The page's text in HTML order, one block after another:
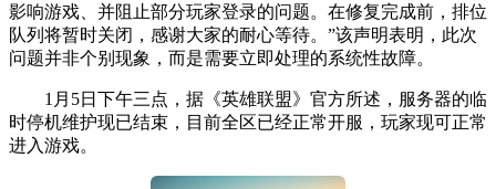
影响游戏、并阻止部分玩家登录的问题。在修复完成前，排位
队列将暂时关闭，感谢大家的耐心等待。”该声明表明，此次
问题并非个别现象，而是需要立即处理的系统性故障。
1月5日下午三点，据《英雄联盟》官方所述，服务器的临
时停机维护现已结束，目前全区已经正常开服，玩家现可正常
进入游戏。